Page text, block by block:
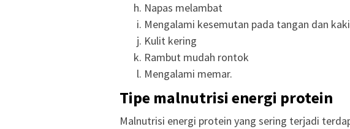
Napas melambat
Mengalami kesemutan pada tangan dan
Kulit kering
Rambut mudah rontok
Mengalami memar.
Tipe malnutrisi energi protein
Malnutrisi energi protein yang sering terjadi